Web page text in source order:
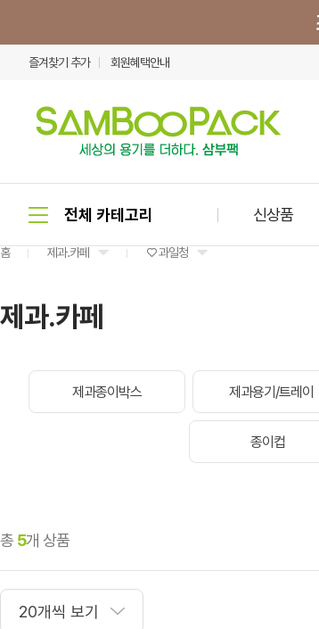
즐겨찾기 추가 회원혜택안내
신상품
홈 제과.카페 ♡ 과일청
제과.카페
제과종이박스 제과용기/트레이
종이컵
총 5개 상품